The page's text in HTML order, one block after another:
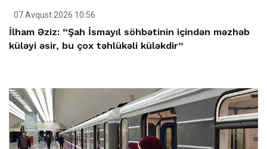
07 Avqust 2026 10:56
İlham Əziz: “Şah İsmayıl söhbətinin içindən məzhəb
küləyi əsir, bu çox təhlükəli küləkdir”